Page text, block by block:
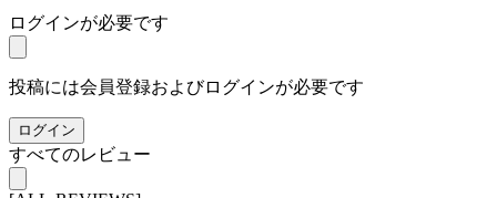
ログインが必要です
投稿には会員登録およびログインが必要です
ログイン
すべてのレビュー